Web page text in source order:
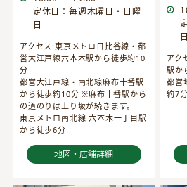
定休日：毎週木曜日・日曜
日
アクセス:東京メトロ日比谷線・都
営大江戸線六本木駅から徒歩約10
分
都営大江戸線・南北線麻布十番駅
から徒歩約10分 ※麻布十番駅から
の道のりは上り坂が続きます。
東京メトロ南北線 六本木一丁目駅
から徒歩6分
地図・店舗詳細
日
アク
駅か
都営
約7分